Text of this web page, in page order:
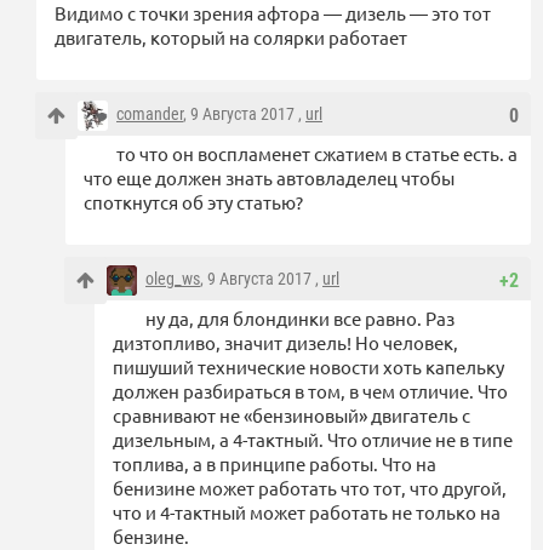
Видимо с точки зрения афтора — дизель — это тот
двигатель, который на солярки работает
0
comander, 9 Августа 2017 , url
то что он воспламенет сжатием в статье есть. а
что еще должен знать автовладелец чтобы
споткнутся об эту статью?
+2
oleg_ws, 9 Августа 2017 , url
ну да, для блондинки все равно. Раз
дизтопливо, значит дизель! Но человек,
пишуший технические новости хоть капельку
должен разбираться в том, в чем отличие. Что
сравнивают не «бензиновый» двигатель с
дизельным, а 4-тактный. Что отличие не в типе
топлива, а в принципе работы. Что на
бенизине может работать что тот, что другой,
что и 4-тактный может работать не только на
бензине.